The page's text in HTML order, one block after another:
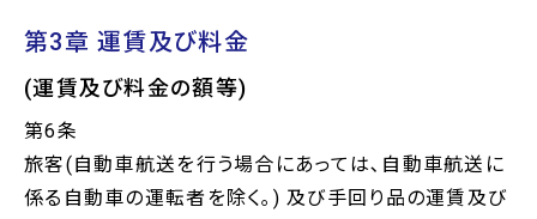
第3章 運賃及び料金
(運賃及び料金の額等)
第6条
旅客(自動車航送を行う場合にあっては､自動車航送に
係る自動車の運転者を除く｡) 及び手回り品の運賃及び